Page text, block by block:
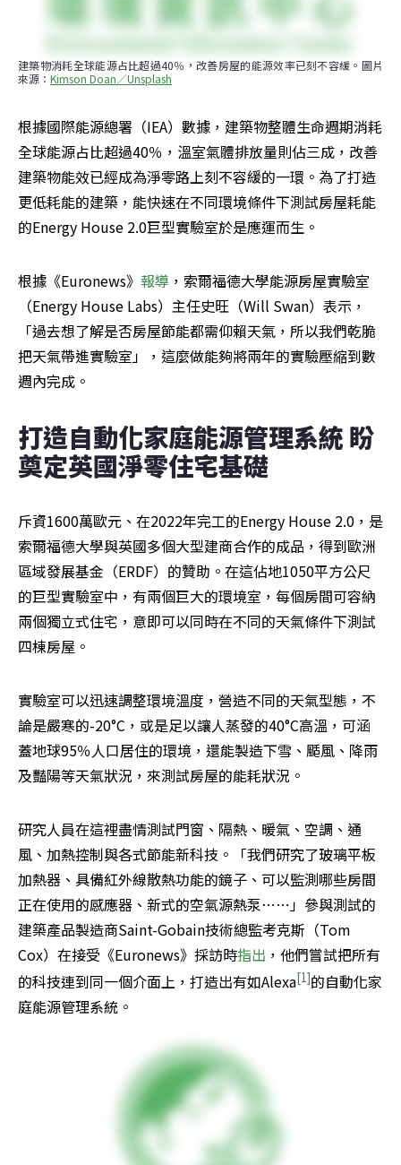
建築物消耗全球能源占比超過40％，改善房屋的能源效率已刻不容緩。圖片
來源： Kimson Doan／Unsplash
根據國際能源總署（IEA）數據，建築物整體生命週期消耗
全球能源占比超過40％，溫室氣體排放量則佔三成，改善
建築物能效已經成為淨零路上刻不容緩的一環。為了打造
更低耗能的建築，能快速在不同環境條件下測試房屋耗能
的Energy House 2.0巨型實驗室於是應運而生。
根據《Euronews》 報導 ，索爾福德大學能源房屋實驗室
（Energy House Labs）主任史旺（Will Swan）表示，
「過去想了解是否房屋節能都需仰賴天氣，所以我們乾脆
把天氣帶進實驗室」，這麼做能夠將兩年的實驗壓縮到數
週內完成。
打造自動化家庭能源管理系統 盼
奠定英國淨零住宅基礎
斥資1600萬歐元、在2022年完工的Energy House 2.0，是
索爾福德大學與英國多個大型建商合作的成品，得到歐洲
區域發展基金（ERDF）的贊助。在這佔地1050平方公尺
的巨型實驗室中，有兩個巨大的環境室，每個房間可容納
兩個獨立式住宅，意即可以同時在不同的天氣條件下測試
四棟房屋。
實驗室可以迅速調整環境溫度，營造不同的天氣型態，不
論是嚴寒的-20°C，或是足以讓人蒸發的40°C高溫，可涵
蓋地球95％人口居住的環境，還能製造下雪、颳風、降雨
及豔陽等天氣狀況，來測試房屋的能耗狀況。
研究人員在這裡盡情測試門窗、隔熱、暖氣、空調、通
風、加熱控制與各式節能新科技。「我們研究了玻璃平板
加熱器、具備紅外線散熱功能的鏡子、可以監測哪些房間
正在使用的感應器、新式的空氣源熱泵⋯⋯」參與測試的
建築產品製造商Saint-Gobain技術總監考克斯（Tom
Cox）在接受《Euronews》採訪時指出 ，他們嘗試把所有
的科技連到同一個介面上，打造出有如Alexa[1]的自動化家
庭能源管理系統。